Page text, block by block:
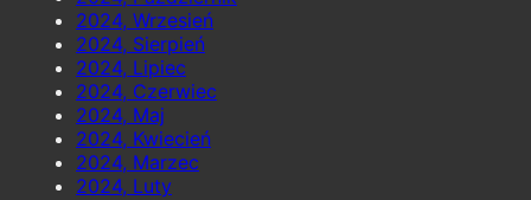
2024, Wrzesień
2024, Sierpień
2024, Lipiec
2024, Czerwiec
2024, Maj
2024, Kwiecień
2024, Marzec
2024, Luty